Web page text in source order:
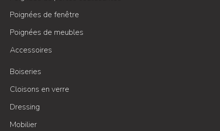
Poignées de fenêtre
Poignées de meubles
Accessoires
Boiseries
Cloisons en verre
Dressing
Mobilier